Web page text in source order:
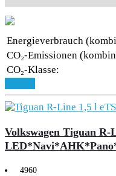
Energieverbrauch
CO₂-Emissionen
CO₂-Klasse:
Volkswagen Tiguan R-
4960